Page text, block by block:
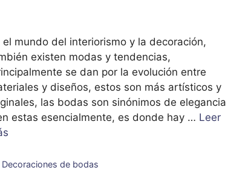
el mundo del interiorismo y la decoración,
existen modas y tendencias,
se dan por la evolución entre
y diseños, estos son más artísticos y
las bodas son sinónimos de elegancia
estas esencialmente, es donde hay … Leer
Categorías
Decoraciones de bodas